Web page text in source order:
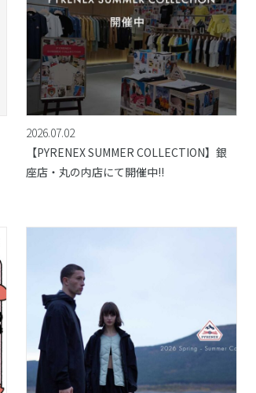
2026.07.02
【PYRENEX SUMMER COLLECTION】銀
座店・丸の内店にて開催中!!